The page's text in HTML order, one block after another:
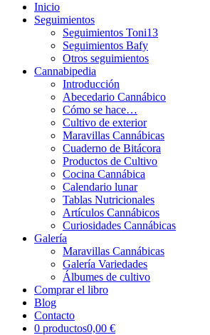
Inicio
Seguimientos
Seguimientos Toni13
Seguimientos Bafy
Otros seguimientos
Cannabipedia
Introducción
Abecedario Cannábico
Cómo se hace…
Cultivo de exterior
Maravillas Cannábicas
Cuaderno de Bitácora
Productos de Cultivo
Cocina Cannábica
Calendario lunar
Tablas Nutricionales
Artículos Cannábicos
Curiosidades Cannábicas
Galería
Maravillas Cannábicas
Galería Variedades
Álbumes de cultivo
Comprar el libro
Blog
Contacto
0 productos0,00 €